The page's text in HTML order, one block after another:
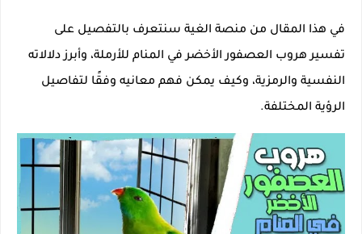
في هذا المقال من منصة الغية سنتعرف بالتفصيل على
تفسير هروب العصفور الأخضر في المنام للأرملة، وأبرز دلالاته
النفسية والرمزية، وكيف يمكن فهم معانيه وفقًا لتفاصيل
الرؤية المختلفة.